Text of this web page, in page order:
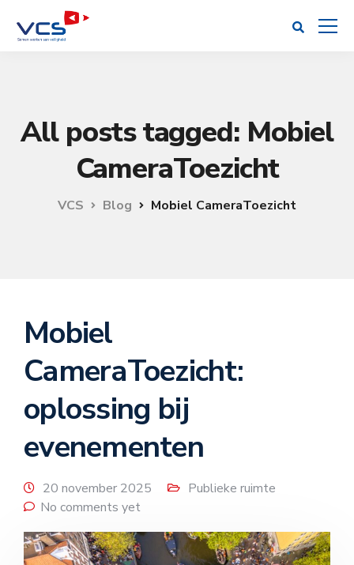
All posts tagged: Mobiel
CameraToezicht
VCS Blog Mobiel CameraToezicht
Mobiel
CameraToezicht:
oplossing bij
evenementen
20 november 2025
Publieke ruimte
No comments yet